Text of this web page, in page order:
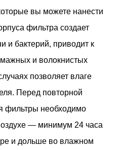
вы можете нанести
фильтра создает
и бактерий, приводит к
и волокнистых
позволяет влаге
Перед повторной
фильтры необходимо
— минимум 24 часа
и дольше во влажном